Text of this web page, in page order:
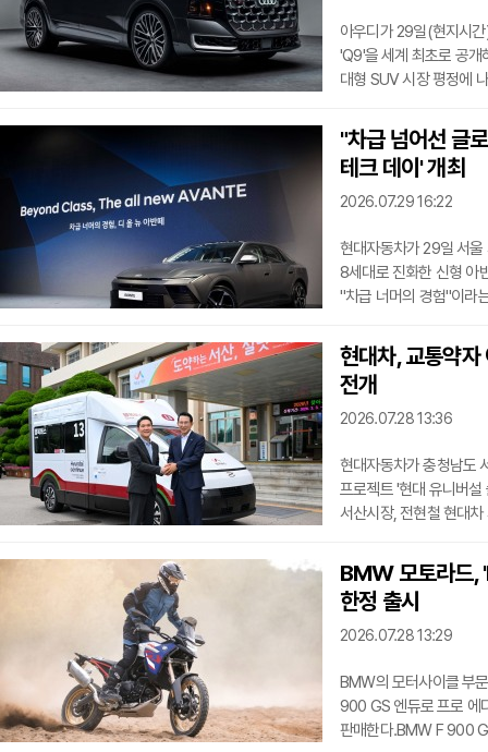
아우디가 29일(현지시
'Q9'을 세계 최초로 공
대형 SUV 시장 평정에
플랫폼을 기반으로 제작
아우디 역사상 가장 거
2,210mm, 전고
달한다. 이는 기존 아우
"차급 넘어선 글
테크 데이' 개최
2026.07.29 16:22
현대자동차가 29일 서울
8세대로 진화한 신형 아
"차급 너머의 경험"이라
아반떼의 핵심 진화 포
4가지로 요약된다.먼저
끌어올렸다. 초고장력
최초로 '전자식 변속 레
현대차, 교통약자
전개
2026.07.28 13:36
현대자동차가 충청남도
프로젝트 '현대 유니버
서산시장, 전현철 현대
시작했다.'현대 유니버
이용할 수 있는 특화차
접근성을 증진시키기 위
합계출산율이 전국과 충
BMW 모토라드,
한정 출시
2026.07.28 13:29
BMW의 모터사이클 부
900 GS 엔듀로 프로 에
판매한다.BMW F 900